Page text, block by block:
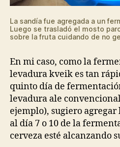
La sandía fue agregada a un
Luego se trasladó el mosto
sobre la fruta cuidando de no
En mi caso, como la
levadura kveik es tan
quinto día de
levadura ale
ejemplo), sugiero agregar
al día 7 o 10 de la
cerveza esté alcanzando